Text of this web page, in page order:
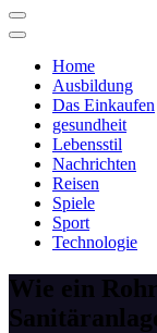
Home
Ausbildung
Das Einkaufen
gesundheit
Lebensstil
Nachrichten
Reisen
Spiele
Sport
Technologie
Wie ein